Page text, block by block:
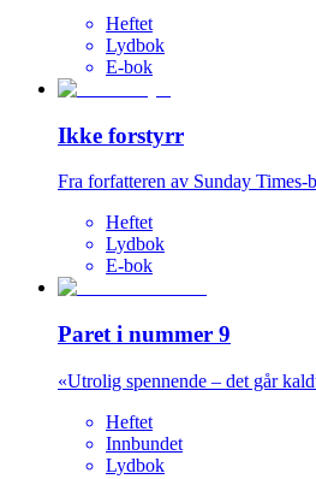
Heftet
Lydbok
E-bok
Ikke forstyrr
Fra forfatteren av Sunday Times-
Heftet
Lydbok
E-bok
Paret i nummer 9
«Utrolig spennende – det går
Heftet
Innbundet
Lydbok